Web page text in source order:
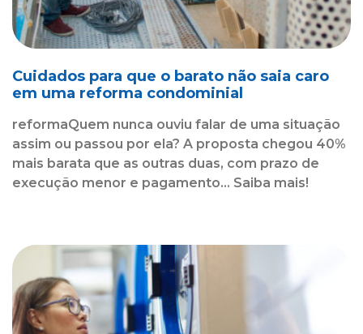
Cuidados para que o barato não saia caro
em uma reforma condominial
reformaQuem nunca ouviu falar de uma situação
assim ou passou por ela? A proposta chegou 40%
mais barata que as outras duas, com prazo de
execução menor e pagamento... Saiba mais!